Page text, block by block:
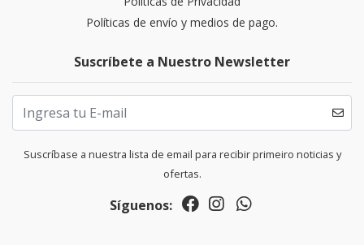
Políticas de envío y medios de pago.
Suscríbete a Nuestro Newsletter
Suscríbase a nuestra lista de email para recibir primeiro noticias y
ofertas.
Síguenos: